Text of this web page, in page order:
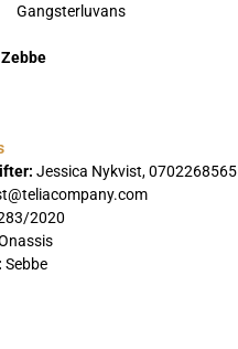
Jessica Nykvist, 0702268565
2020
Sebbe